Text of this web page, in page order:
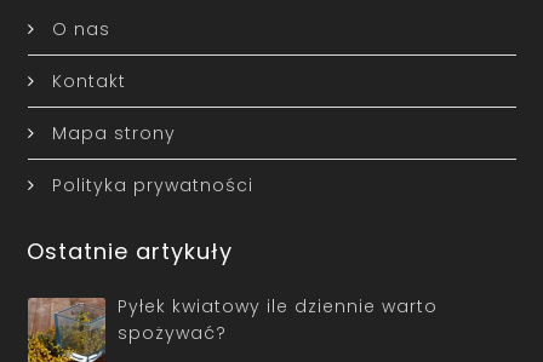
O nas
Kontakt
Mapa strony
Polityka prywatności
Ostatnie artykuły
Pyłek kwiatowy ile dziennie warto
spożywać?